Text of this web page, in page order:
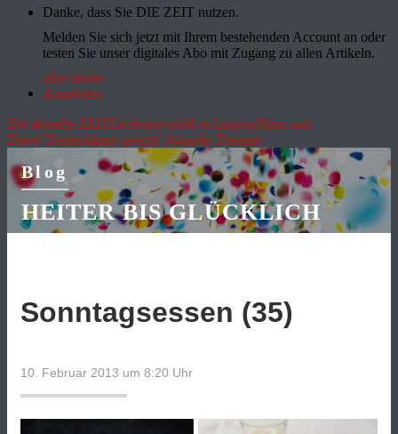
Danke, dass Sie DIE ZEIT nutzen.
Melden Sie sich jetzt mit Ihrem bestehenden Account an oder
testen Sie unser digitales Abo mit Zugang zu allen Artikeln.
Abo testen
Anmelden
Die aktuelle ZEITDrohnenvorfall in LeipzigHitze und
Dürre"Deutschland spricht"Aktuelle Themen
Blog
HEITER BIS GLÜCKLICH
Sonntagsessen (35)
10. Februar 2013 um 8:20 Uhr